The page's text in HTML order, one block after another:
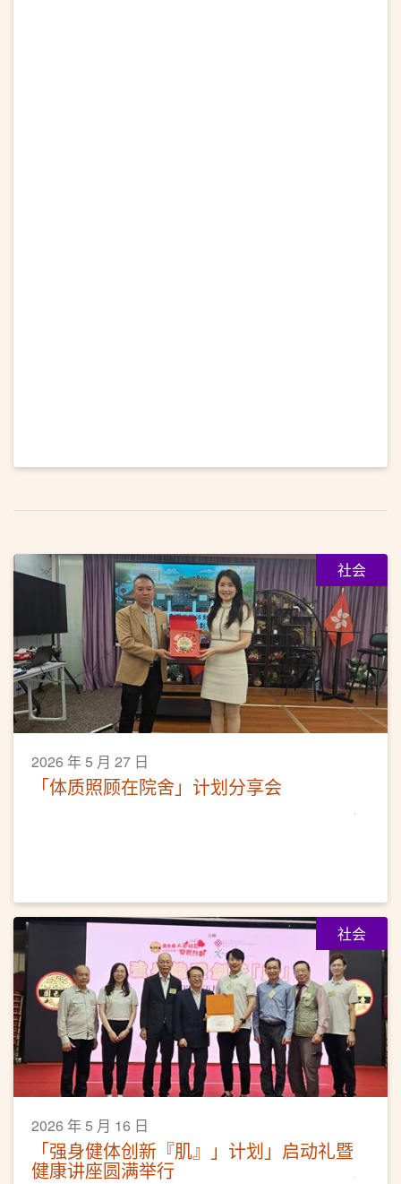
社会
2026 年 5 月 27 日
「体质照顾在院舍」计划分享会
社会
2026 年 5 月 16 日
「强身健体创新『肌』」计划」启动礼暨
健康讲座圆满举行